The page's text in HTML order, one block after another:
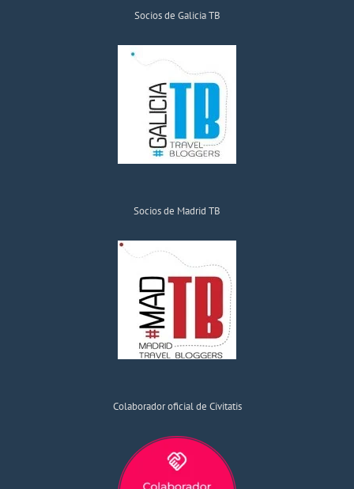
Socios de Galicia TB
Socios de Madrid TB
Colaborador oficial de Civitatis